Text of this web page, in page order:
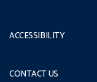
ACCESSIBILITY
CONTACT US